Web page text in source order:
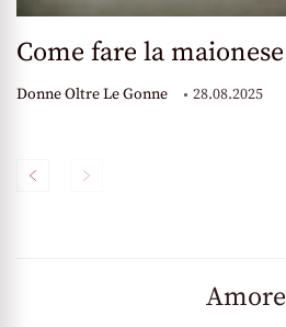
Come fare la maionese
Donne Oltre Le Gonne 28.08.2025
Amore